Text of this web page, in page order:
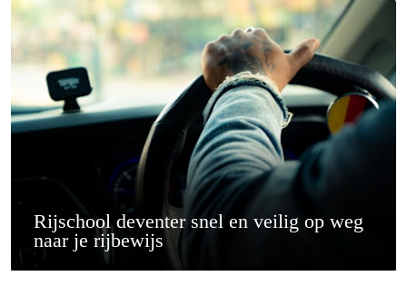
Rijschool deventer snel en veilig op weg
naar je rijbewijs